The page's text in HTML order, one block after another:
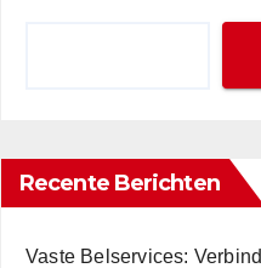
Recente Berichten
Vaste Belservices: